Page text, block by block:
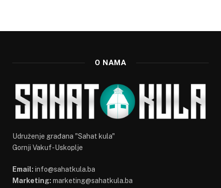
O NAMA
Udruženje građana "Sahat kula"
Gornji Vakuf-Uskoplje
Email: info@sahatkula.ba
Marketing: marketing@sahatkula.ba